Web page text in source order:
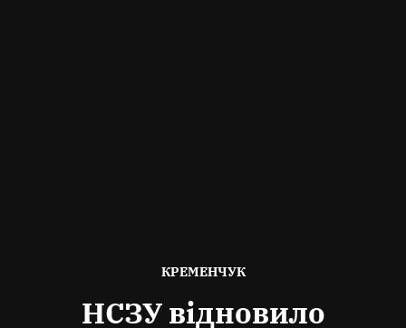
ОПУБЛІКОВАНО
КРЕМЕНЧУК
НСЗУ відновило